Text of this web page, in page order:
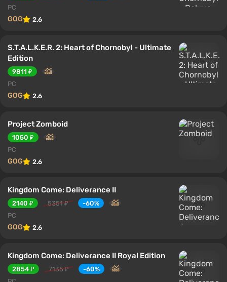
PC
GOG 2.6
S.T.A.L.K.E.R. 2: Heart of Chornobyl - Ultimate
Edition
9811 ₽
PC
GOG 2.6
Project Zomboid
1050 ₽
PC
GOG 2.6
Kingdom Come: Deliverance II
2140 ₽ 5351 ₽
-60%
PC
GOG 2.6
Kingdom Come: Deliverance II Royal Edition
2854 ₽ 7135 ₽
-60%